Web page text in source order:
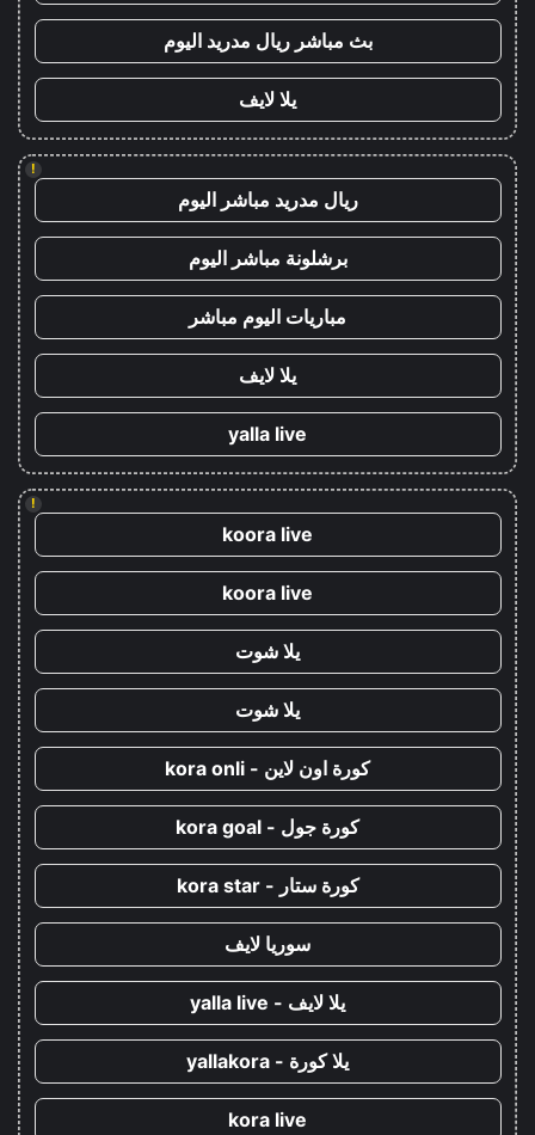
بث مباشر ريال مدريد اليوم
يلا لايف
!
ريال مدريد مباشر اليوم
برشلونة مباشر اليوم
مباريات اليوم مباشر
يلا لايف
yalla live
!
koora live
koora live
يلا شوت
يلا شوت
كورة اون لاين - kora onli
كورة جول - kora goal
كورة ستار - kora star
سوريا لايف
يلا لايف - yalla live
يلا كورة - yallakora
kora live